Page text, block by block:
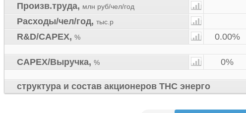
Произв.труда, млн руб/чел/год
Расходы/чел/год, тыс.р
R&D/CAPEX, % 0.00%
CAPEX/Выручка, % 0%
структура и состав акционеров ТНС энерго